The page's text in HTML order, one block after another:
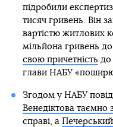
підробили
тисяч гривень. Він
вартістю житлових
мільйона гривень до
свою причетність до
глави НАБУ
Згодом у НАБУ
Венедіктова таємно
справі, а